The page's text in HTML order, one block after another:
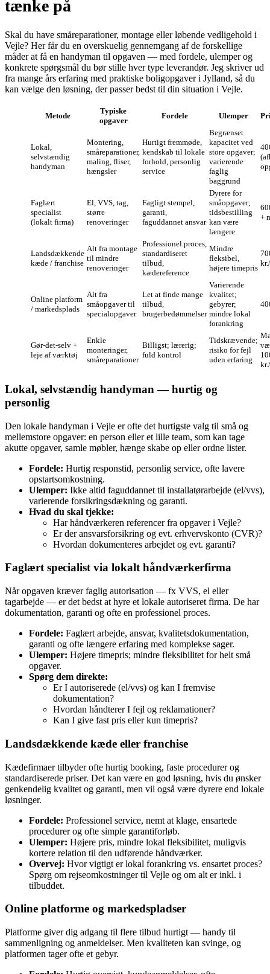
tænke på
Skal du have småreparationer, montage eller løbende vedligehold i
Vejle? Her får du en overskuelig gennemgang af de forskellige
måder at få en handyman til opgaven — med fordele, ulemper og
konkrete spørgsmål du bør stille hver type leverandør. Jeg skriver ud
fra mange års erfaring med praktiske boligopgaver i Jylland, så du
kan vælge den løsning, der passer bedst til din situation i Vejle.
Metode
Typiske
opgaver
Fordele Ulemper
Lokal,
selvstændig
handyman
Montering,
småreparationer,
maling, fliser,
hængsler
Hurtigt fremmøde,
kendskab til lokale
forhold, personlig
service
Begrænset
kapacitet ved
store opgaver;
varierende
faglig
baggrund
Faglært
specialist
(lokalt firma)
El, VVS, tag,
større
renoveringer
Fagligt stempel,
garanti,
faguddannet ansvar
Dyrere for
småopgaver;
tidsbestilling
kan være
længere
+
Landsdækkende
kæde / franchise
Alt fra montage
til mindre
renoveringer
Professionel proces,
standardiseret
tilbud,
kædereference
Mindre
fleksibel,
højere timepris
Online platform
/ markedsplads
Alt fra
småopgaver til
specialopgaver
Let at finde mange
tilbud,
brugerbedømmelser
Varierende
kvalitet;
gebyrer;
mindre lokal
forankring
Gør‑det‑selv +
leje af værktøj
Enkle
monteringer,
småreparationer
Billigst; lærerig;
fuld kontrol
Tidskrævende;
risiko for fejl
uden erfaring
Lokal, selvstændig handyman — hurtig og
personlig
Den lokale handyman i Vejle er ofte det hurtigste valg til små og
mellemstore opgaver: en person eller et lille team, som kan tage
akutte opgaver, samle møbler, hænge skabe op eller ordne lister.
Fordele: Hurtig responstid, personlig service, ofte lavere
opstartsomkostning.
Ulemper: Ikke altid faguddannet til installatørarbejde (el/vvs),
varierende forsikringsdækning og garanti.
Hvad du skal tjekke:
Har håndværkeren referencer fra opgaver i Vejle?
Er der ansvarsforsikring og evt. erhvervskonto (CVR)?
Hvordan dokumenteres arbejdet og evt. garanti?
Faglært specialist via lokalt håndværkerfirma
Når opgaven kræver faglig autorisation — fx VVS, el eller
tagarbejde — er det bedst at hyre et lokale autoriseret firma. De har
dokumentation, garanti og ofte en professionel proces.
Fordele: Faglært arbejde, ansvar, kvalitetsdokumentation,
garanti og ofte længere erfaring med komplekse sager.
Ulemper: Højere timepris; mindre fleksibilitet for helt små
opgaver.
Spørg dem direkte:
Er I autoriserede (el/vvs) og kan I fremvise
dokumentation?
Hvordan håndterer I fejl og reklamationer?
Kan I give fast pris eller kun timepris?
Landsdækkende kæde eller franchise
Kædefirmaer tilbyder ofte hurtig booking, faste procedurer og
standardiserede priser. Det kan være en god løsning, hvis du ønsker
genkendelig kvalitet og garanti, men vil også være dyrere end lokale
løsninger.
Fordele: Professionel service, nemt at klage, ensartede
procedurer og ofte simple garantiforløb.
Ulemper: Højere pris, mindre lokal fleksibilitet, muligvis
kortere relation til den udførende håndværker.
Overvej: Hvor vigtigt er lokal forankring vs. ensartet proces?
Spørg om rejseomkostninger til Vejle og om alt er inkl. i
tilbuddet.
Online platforme og markedspladser
Platforme giver dig adgang til flere tilbud hurtigt — handy til
sammenligning og anmeldelser. Men kvaliteten kan svinge, og
platformen tager ofte et gebyr.